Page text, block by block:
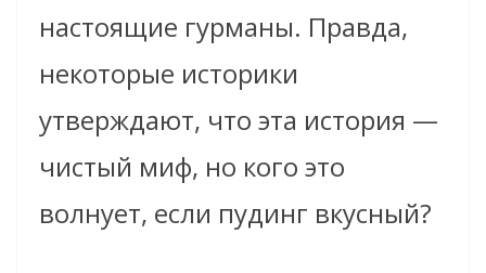
настоящие гурманы. Правда,
некоторые историки
утверждают, что эта история —
чистый миф, но кого это
волнует, если пудинг вкусный?